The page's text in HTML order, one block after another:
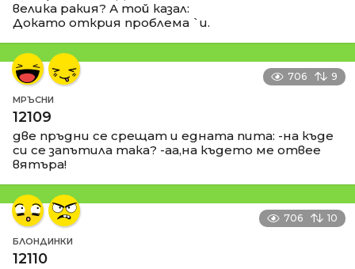
велика ракия? А той казал:
Докато открия проблема `и.
706 9
МРЪСНИ
12109
две пръдни се срещат и едната пита: -на къде
си се запътила така? -аа,на където ме отвее
вятъра!
706 10
БЛОНДИНКИ
12110